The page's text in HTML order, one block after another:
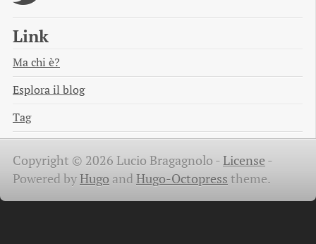
Link
Ma chi è?
Esplora il blog
Tag
Copyright © 2026 Lucio Bragagnolo -License -
Powered byHugo and Hugo-Octopress theme.